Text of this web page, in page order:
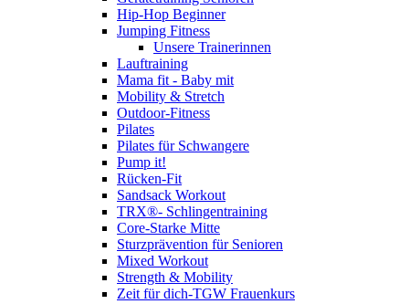
Hip-Hop Beginner
Jumping Fitness
Unsere Trainerinnen
Lauftraining
Mama fit - Baby mit
Mobility & Stretch
Outdoor-Fitness
Pilates
Pilates für Schwangere
Pump it!
Rücken-Fit
Sandsack Workout
TRX®- Schlingentraining
Core-Starke Mitte
Sturzprävention für Senioren
Mixed Workout
Strength & Mobility
Zeit für dich-TGW Frauenkurs